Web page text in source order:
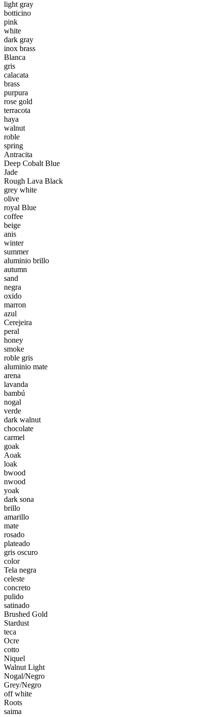
light gray
botticino
pink
white
dark gray
inox brass
Blanca
gris
calacata
brass
purpura
rose gold
terracota
haya
walnut
roble
spring
Antracita
Deep Cobalt Blue
Jade
Rough Lava Black
grey white
olive
royal Blue
coffee
beige
anis
winter
summer
aluminio brillo
autumn
sand
negra
oxido
marron
azul
Cerejeira
peral
honey
smoke
roble gris
aluminio mate
arena
lavanda
bambú
nogal
verde
dark walnut
chocolate
carmel
goak
Aoak
loak
bwood
nwood
yoak
dark sona
brillo
amarillo
mate
rosado
plateado
gris oscuro
color
Tela negra
celeste
concreto
pulido
satinado
Brushed Gold
Stardust
teca
Ocre
cotto
Niquel
Walnut Light
Nogal/Negro
Grey/Negro
off white
Roots
saima